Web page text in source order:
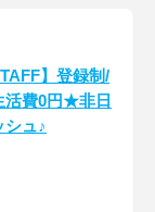
】登録制/
活費0円★非日
シュ♪